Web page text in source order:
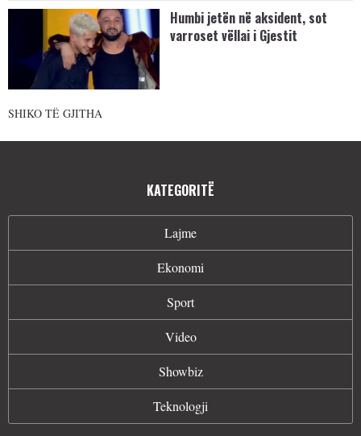
Humbi jetën në aksident, sot
varroset vëllai i Gjestit
SHIKO TË GJITHA
KATEGORITË
Lajme
Ekonomi
Sport
Video
Showbiz
Teknologji